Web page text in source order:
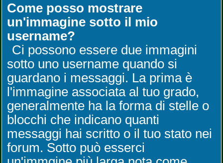
Come posso mostrare
un'immagine sotto il mio
username?
Ci possono essere due immagini
sotto uno username quando si
guardano i messaggi. La prima è
l'immagine associata al tuo grado,
generalmente ha la forma di stelle o
blocchi che indicano quanti
messaggi hai scritto o il tuo stato nei
forum. Sotto può esserci